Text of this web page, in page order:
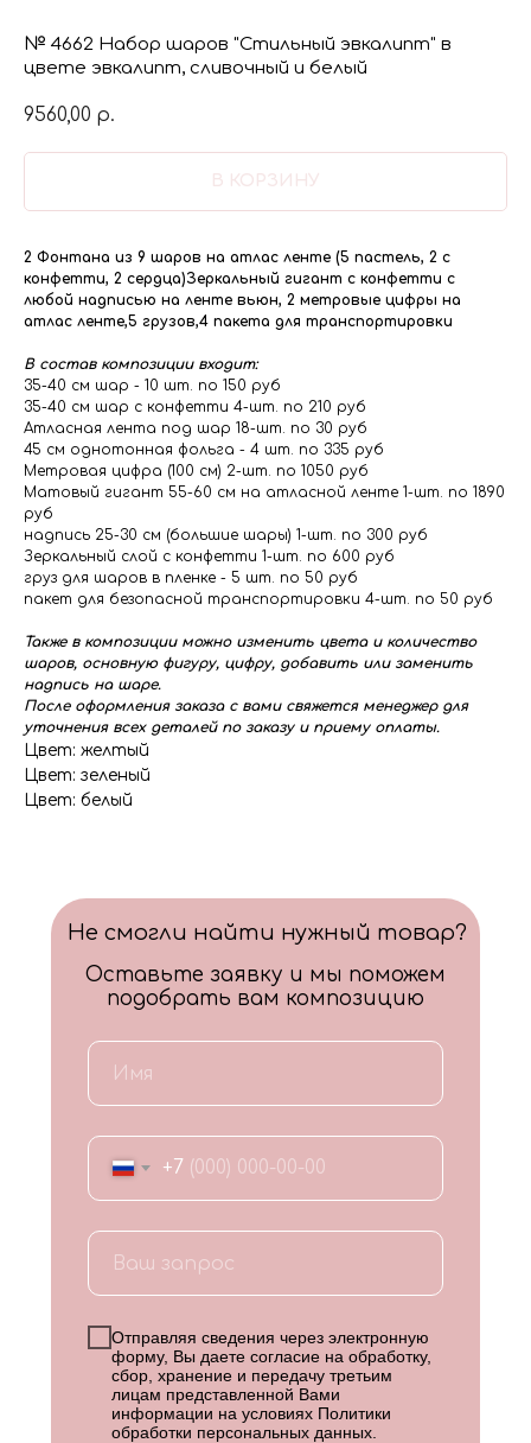
№ 4662 Набор шаров "Стильный эвкалипт" в
цвете эвкалипт, сливочный и белый
9560,00 р.
В КОРЗИНУ
2 Фонтана из 9 шаров на атлас ленте (5 пастель, 2 с
конфетти, 2 сердца)Зеркальный гигант с конфетти с
любой надписью на ленте вьюн, 2 метровые цифры на
атлас ленте,5 грузов,4 пакета для транспортировки
В состав композиции входит:
35-40 см шар - 10 шт. по 150 руб
35-40 см шар с конфетти 4-шт. по 210 руб
Атласная лента под шар 18-шт. по 30 руб
45 см однотонная фольга - 4 шт. по 335 руб
Метровая цифра (100 см) 2-шт. по 1050 руб
Матовый гигант 55-60 см на атласной ленте 1-шт. по 1890
руб
надпись 25-30 см (большие шары) 1-шт. по 300 руб
Зеркальный слой с конфетти 1-шт. по 600 руб
груз для шаров в пленке - 5 шт. по 50 руб
пакет для безопасной транспортировки 4-шт. по 50 руб
Также в композиции можно изменить цвета и количество
шаров, основную фигуру, цифру, добавить или заменить
надпись на шаре.
После оформления заказа с вами свяжется менеджер для
уточнения всех деталей по заказу и приему оплаты.
Цвет: желтый
Цвет: зеленый
Цвет: белый
+7
Отправляя сведения через электронную
форму, Вы даете согласие на обработку,
сбор, хранение и передачу третьим
лицам представленной Вами
информации на условиях Политики
обработки персональных данных
Не смогли найти нужный товар?
Оставьте заявку и мы поможем
подобрать вам композицию